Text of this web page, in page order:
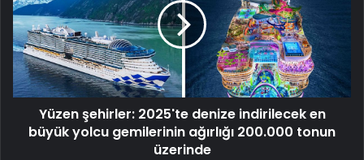
denize
indirilecek
en
büyük
yolcu
gemilerinin
ağırlığı
200.000
Yüzen şehirler: 2025'te denize indirilecek en
büyük yolcu gemilerinin ağırlığı 200.000 tonun
üzerinde